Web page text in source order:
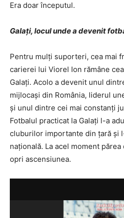
Era doar începutul.
Galați, locul unde a devenit
Pentru mulți suporteri, cea mai
carierei lui Viorel Ion rămâne
Galați. Acolo a devenit unul
mijlocași din România, liderul
și unul dintre cei mai constanți
Fotbalul practicat la Galați l-a
cluburilor importante din țară și
națională. La acel moment
opri ascensiunea.